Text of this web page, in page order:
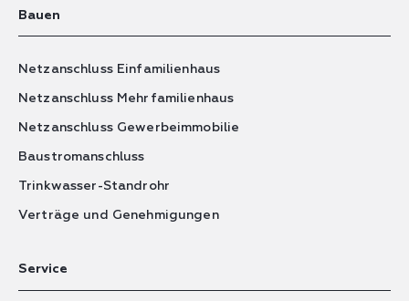
Bauen
Netzanschluss Einfamilienhaus
Netzanschluss Mehrfamilienhaus
Netzanschluss Gewerbeimmobilie
Baustromanschluss
Trinkwasser-Standrohr
Verträge und Genehmigungen
Service